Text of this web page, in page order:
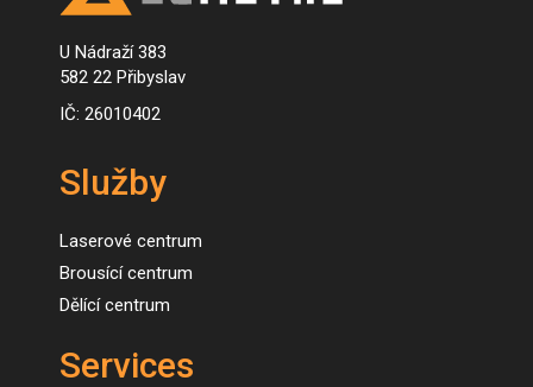
U Nádraží 383
582 22 Přibyslav
IČ: 26010402
Služby
Laserové centrum
Brousící centrum
Dělící centrum
Services